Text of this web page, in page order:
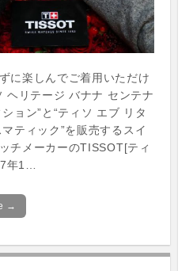
に楽しんでご着用いただけ
ヘリテージ バナナ センテナ
ョン”と“ティソ エブ リタ
ティック”を販売するスイ
チメーカーのTISSOT[ティ
年1…
→